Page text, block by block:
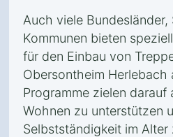
Auch viele Bundesländer,
Kommunen bieten
für den Einbau von
Obersontheim Herlebach
Programme zielen darauf
Wohnen zu unterstützen
Selbstständigkeit im Alter